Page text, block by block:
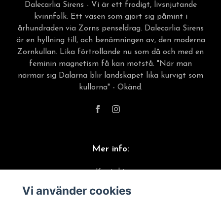
Dalecarlia Sirens - Vi är ett frodigt, livsnjutande
kvinnfolk. Ett väsen som gjort sig påmint i
århundraden via Zorns penseldrag. Dalecarlia Sirens
är en hyllning till, och benämningen av, den moderna
Zornkullan. Lika förtrollande nu som då och med en
feminin magnetism få kan motstå. "När man
närmar sig Dalarna blir landskapet lika kurvigt som
kullorna" - Okänd.
Mer info:
Kontakt
Material & skötselråd
Vi använder cookies